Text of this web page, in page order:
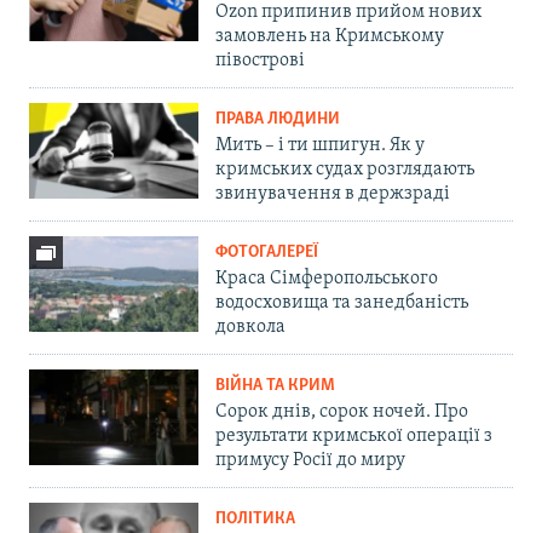
Ozon припинив прийом нових
замовлень на Кримському
півострові
ПРАВА ЛЮДИНИ
Мить – і ти шпигун. Як у
кримських судах розглядають
звинувачення в держзраді
ФОТОГАЛЕРЕЇ
Краса Сімферопольського
водосховища та занедбаність
довкола
ВІЙНА ТА КРИМ
Сорок днів, сорок ночей. Про
результати кримської операції з
примусу Росії до миру
ПОЛІТИКА